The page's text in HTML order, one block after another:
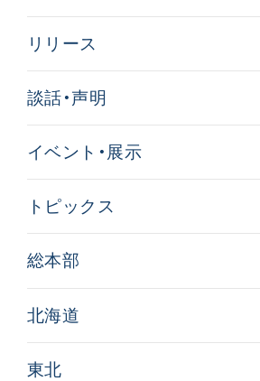
リリース
談話・声明
イベント・展示
トピックス
総本部
北海道
東北